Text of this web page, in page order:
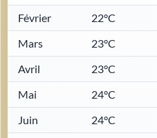
Février
22°C
Mars
23°C
Avril
23°C
Mai
24°C
Juin
24°C